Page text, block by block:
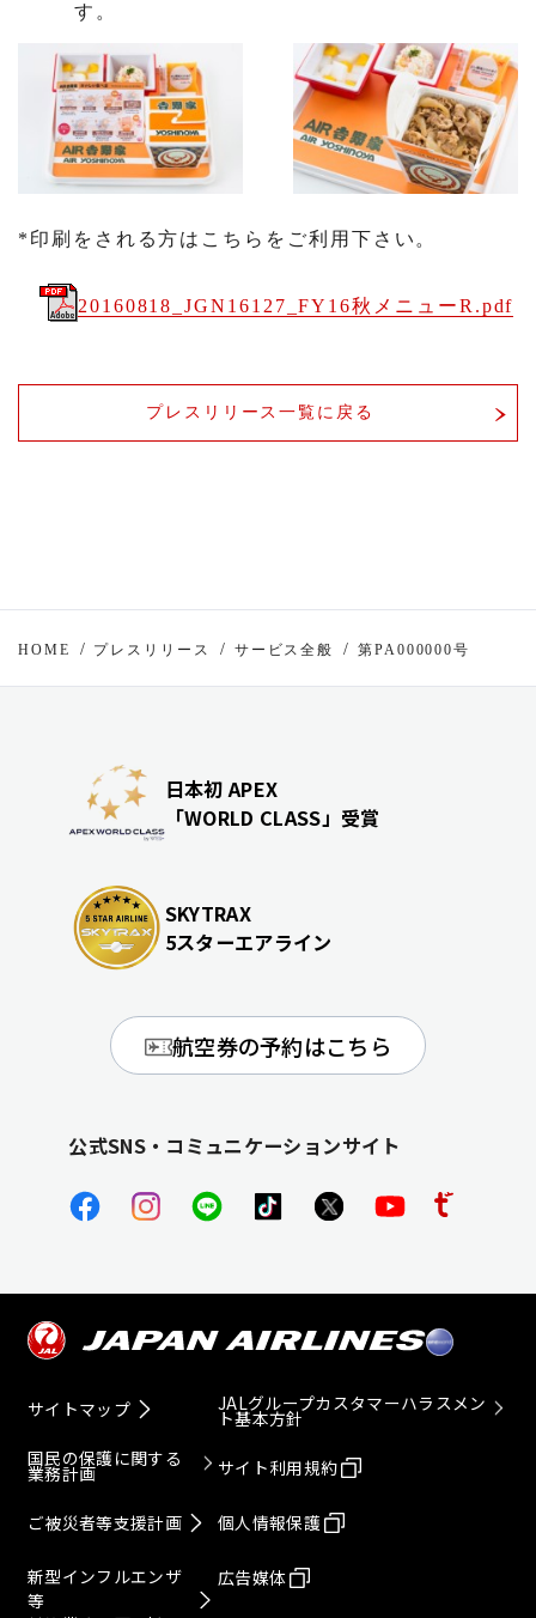
す。
*印刷をされる方はこちらをご利用下さい。
20160818_JGN16127_FY16秋メニューR.pdf
プレスリリース一覧に戻る
HOME プレスリリース サービス全般 第PA000000号
日本初 APEX
「WORLD CLASS」受賞
SKYTRAX
5スターエアライン
航空券の予約はこちら
公式SNS・コミュニケーションサイト
サイトマップ
国民の保護に関する
業務計画
ご被災者等支援計画
新型インフルエンザ
等
JALグループカスタマーハラスメン
ト基本方針
サイト利用規約
個人情報保護
広告媒体